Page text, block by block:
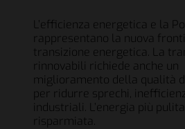
L’efficienza energetica e la
rappresentano la nuova
transizione energetica. La
rinnovabili richiede anche un
miglioramento della qualità
per ridurre sprechi,
industriali. L’energia più
risparmiata.